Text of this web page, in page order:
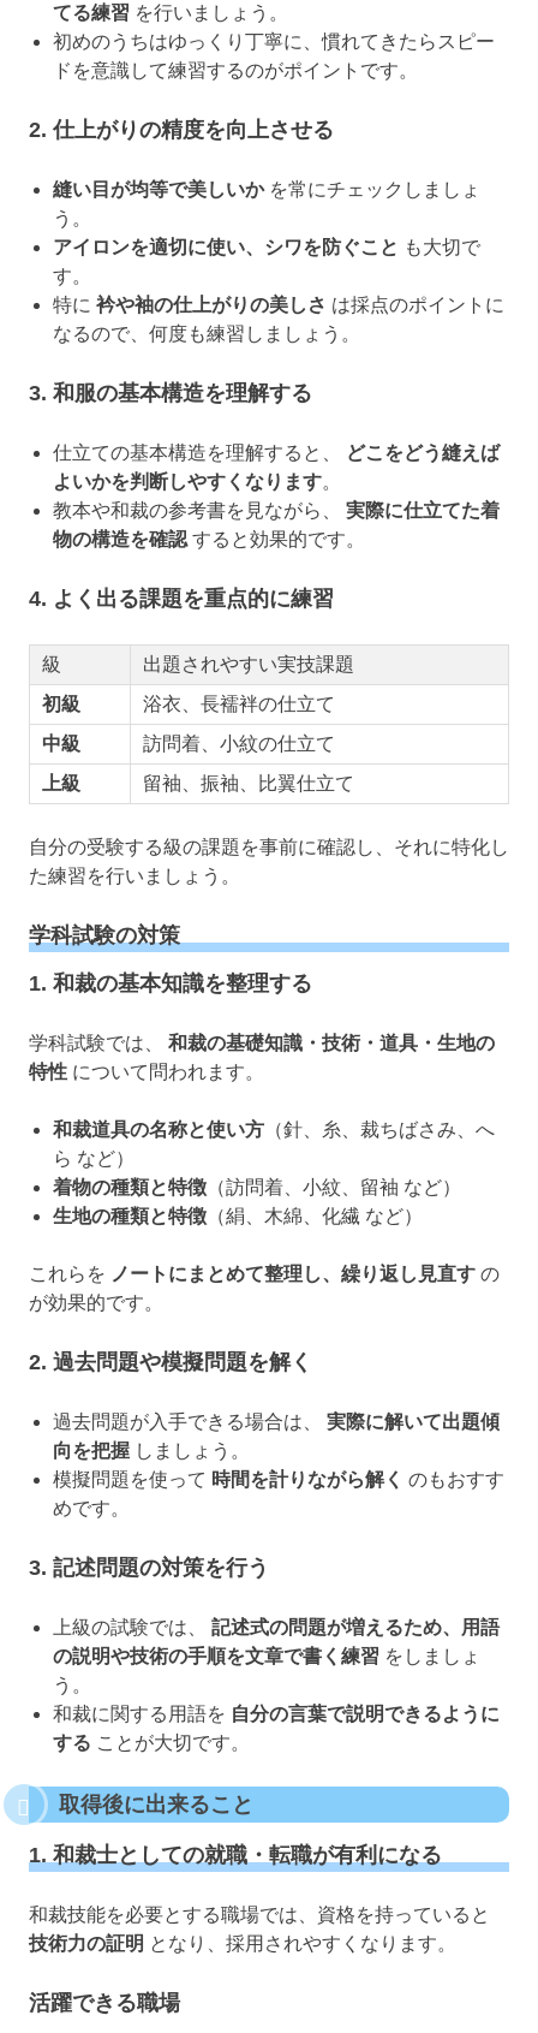
てる練習 を行いましょう。
初めのうちはゆっくり丁寧に、慣れてきたらスピー
ドを意識して練習するのがポイントです。
2. 仕上がりの精度を向上させる
縫い目が均等で美しいかを常にチェックしましょ
う。
アイロンを適切に使い、シワを防ぐこと も大切で
す。
特に 衿や袖の仕上がりの美しさ は採点のポイントに
なるので、何度も練習しましょう。
3. 和服の基本構造を理解する
仕立ての基本構造を理解すると、
どこをどう縫えば
よいかを判断しやすくなります。
教本や和裁の参考書を見ながら、 実際に仕立てた着
物の構造を確認 すると効果的です。
4. よく出る課題を重点的に練習
級
出題されやすい実技課題
初級
浴衣、長襦袢の仕立て
中級
訪問着、小紋の仕立て
上級
留袖、振袖、比翼仕立て
自分の受験する級の課題を事前に確認し、それに特化し
た練習を行いましょう。
学科試験の対策
1. 和裁の基本知識を整理する
学科試験では、 和裁の基礎知識・技術・道具・生地の
特性 について問われます。
和裁道具の名称と使い方 （針、糸、裁ちばさみ、へ
ら など）
着物の種類と特徴 （訪問着、小紋、留袖 など）
生地の種類と特徴 （絹、木綿、化繊 など）
これらを ノートにまとめて整理し、繰り返し見直す の
が効果的です。
2. 過去問題や模擬問題を解く
過去問題が入手できる場合は、 実際に解いて出題傾
向を把握 しましょう。
模擬問題を使って 時間を計りながら解く のもおすす
めです。
3. 記述問題の対策を行う
上級の試験では、 記述式の問題が増えるため、用語
の説明や技術の手順を文章で書く練習 をしましょ
う。
和裁に関する用語を 自分の言葉で説明できるように
する ことが大切です。
取得後に出来ること
1. 和裁士としての就職・転職が有利になる
和裁技能を必要とする職場では、資格を持っていると
技術力の証明 となり、採用されやすくなります。
活躍できる職場